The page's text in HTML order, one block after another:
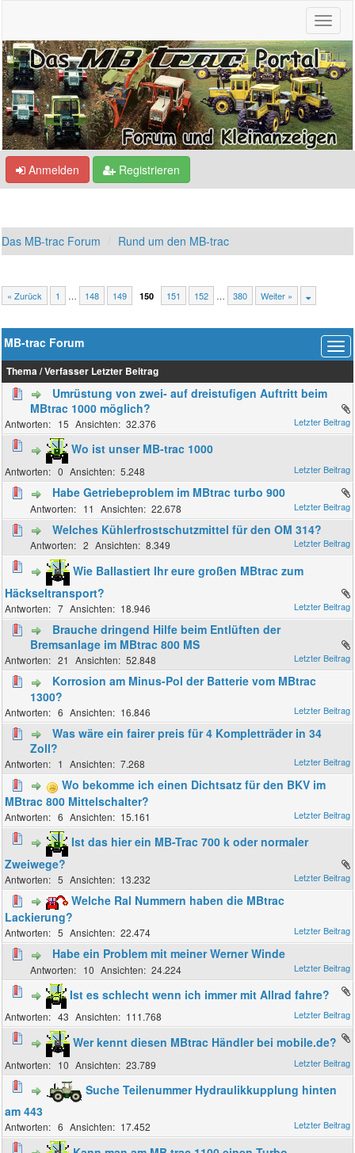
Anmelden Registrieren
Das MB-trac Forum Rund um den MB-trac
« Zurück 1 … 148 149 150 151 152 … 380 Weiter »
MB-trac Forum
Thema /Verfasser Letzter Beitrag
Umrüstung von zwei- auf dreistufigen Auftritt beim
MBtrac 1000 möglich?
15 32.376
Wo ist unser MB-trac 1000
0 5.248
Habe Getriebeproblem im MBtrac turbo 900
11 22.678
Welches Kühlerfrostschutzmittel für den OM 314?
2 8.349
Wie Ballastiert Ihr eure großen MBtrac zum
Häckseltransport?
7 18.946
Brauche dringend Hilfe beim Entlüften der
Bremsanlage im MBtrac 800 MS
21 52.848
Korrosion am Minus-Pol der Batterie vom MBtrac
1300?
6 16.846
Was wäre ein fairer preis für 4 Kompletträder in 34
Zoll?
1 7.268
Wo bekomme ich einen Dichtsatz für den BKV im
MBtrac 800 Mittelschalter?
6 15.161
Ist das hier ein MB-Trac 700 k oder normaler
Zweiwege?
5 13.232
Welche Ral Nummern haben die MBtrac
Lackierung?
5 22.474
Habe ein Problem mit meiner Werner Winde
10 24.224
Ist es schlecht wenn ich immer mit Allrad fahre?
43 111.768
Wer kennt diesen MBtrac Händler bei mobile.de?
10 23.789
Suche Teilenummer Hydraulikkupplung hinten
am 443
6 17.452